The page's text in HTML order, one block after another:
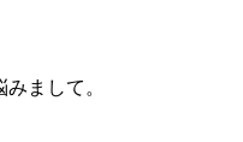
まして。